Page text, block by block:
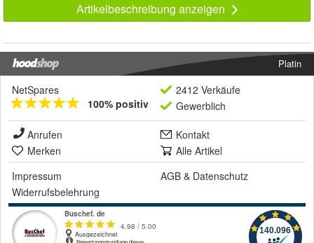
Artikelbeschreibung anzeigen
Platin
NetSpares
100% positiv
2412 Verkäufe
Gewerblich
Anrufen
Kontakt
Merken
Alle Artikel
Impressum
AGB & Datenschutz
Widerrufsbelehrung